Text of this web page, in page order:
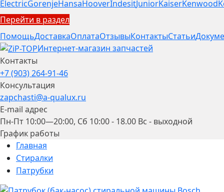
ElectricGorenjeHansaHooverIndesitJuniorKaiserKenwood
Перейти в раздел
ПомощьДоставкаОплатаОтзывыКонтактыСтатьи
Интернет-магазин запчастей
Контакты
+7 (903) 264-91-46
Консультация
zapchasti@a-qualux.ru
E-mail адрес
Пн-Пт 10:00—20:00, Сб 10:00 - 18.00 Вс - выходной
График работы
Главная
Стиралки
Патрубки